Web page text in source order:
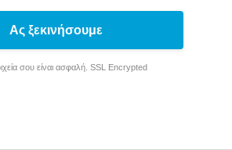
Ας ξεκινήσουμε
σου είναι ασφαλή. SSL Encrypted